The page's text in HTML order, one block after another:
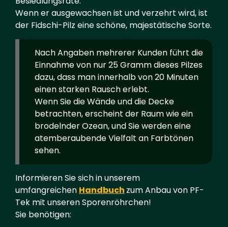
Wenn er ausgewachsen ist und verzehrt wird, ist
der Fidschi-Pilz eine schöne, majestätische Sorte.
Nach Angaben mehrerer Kunden führt die
Einnahme von nur 25 Gramm dieses Pilzes
dazu, dass man innerhalb von 20 Minuten
einen starken Rausch erlebt.
Wenn Sie die Wände und die Decke
betrachten, erscheint der Raum wie ein
brodelnder Ozean, und Sie werden eine
atemberaubende Vielfalt an Farbtönen
sehen.
Informieren Sie sich in unserem
umfangreichen Handbuch zum Anbau von PF-
Tek mit unseren Sporenröhrchen!
Sie benötigen: